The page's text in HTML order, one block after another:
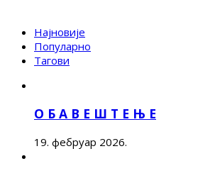
Најновије
Популарно
Тагови
О Б А В Е Ш Т Е Њ Е
19. фебруар 2026.